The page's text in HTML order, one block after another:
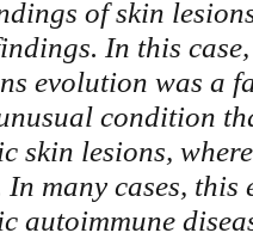
of skin
In this
evolution was a
condition
skin lesions,
In many cases,
autoimmune